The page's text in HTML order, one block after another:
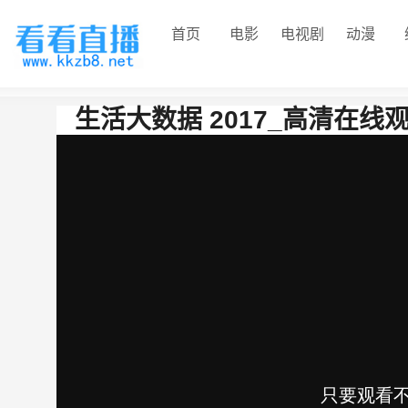
首页 电影 电视剧 动漫
生活大数据 2017_高清在线